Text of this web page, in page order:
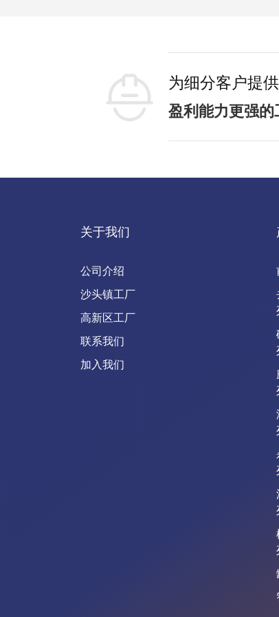
为细分客户提供
盈利能力更强
关于我们
公司介绍
沙头镇工厂
高新区工厂
联系我们
加入我们